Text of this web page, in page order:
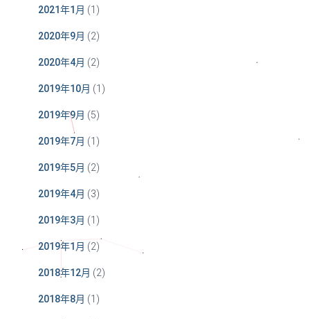
2021年1月 (1)
2020年9月 (2)
2020年4月 (2)
2019年10月 (1)
2019年9月 (5)
2019年7月 (1)
2019年5月 (2)
2019年4月 (3)
2019年3月 (1)
2019年1月 (2)
2018年12月 (2)
2018年8月 (1)